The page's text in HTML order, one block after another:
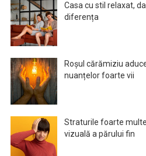
Casa cu stil relaxat,
diferența
Roșul cărămiziu
nuanțelor foarte vii
Straturile foarte
vizuală a părului fin